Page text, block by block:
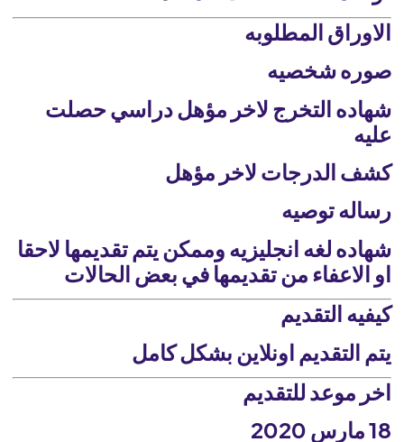
الاوراق المطلوبه
صوره شخصيه
شهاده التخرج لاخر مؤهل دراسي حصلت
عليه
كشف الدرجات لاخر مؤهل
رساله توصيه
شهاده لغه انجليزيه وممكن يتم تقديمها لاحقا
او الاعفاء من تقديمها في بعض الحالات
كيفيه التقديم
يتم التقديم اونلاين بشكل كامل
اخر موعد للتقديم
18 مارس 2020